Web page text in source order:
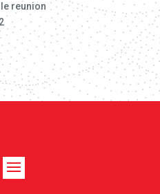
reunion